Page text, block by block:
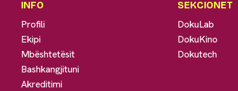
INFO
Profili
Ekipi
Mbështetësit
Bashkangjituni
Akreditimi
SEKCIONET
DokuLab
DokuKino
Dokutech